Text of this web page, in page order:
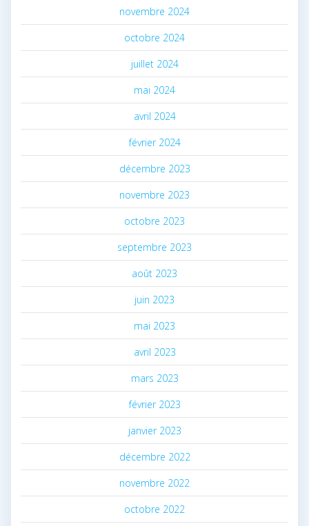
novembre 2024
octobre 2024
juillet 2024
mai 2024
avril 2024
février 2024
décembre 2023
novembre 2023
octobre 2023
septembre 2023
août 2023
juin 2023
mai 2023
avril 2023
mars 2023
février 2023
janvier 2023
décembre 2022
novembre 2022
octobre 2022